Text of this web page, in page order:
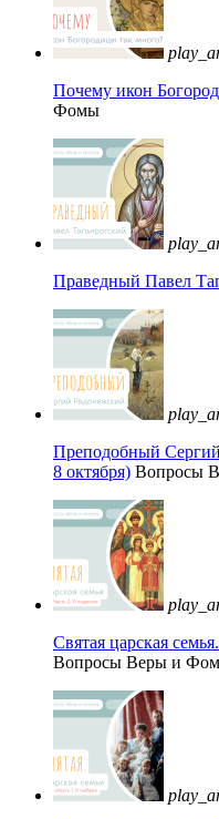
Почему икон
Фомы
Праведный Павел
Преподобный
8 октября) Вопросы
Святая царская
Вопросы Веры и